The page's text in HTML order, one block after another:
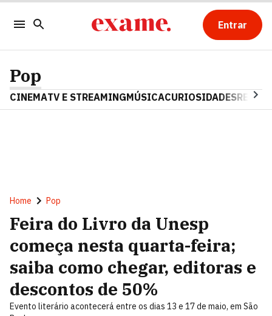
Entrar
Pop
CINEMATV E STREAMINGMÚSICACURIOSIDADES
Home Pop
Feira do Livro da Unesp
começa nesta quarta-feira;
saiba como chegar, editoras e
descontos de 50%
Evento literário acontecerá entre os dias 13 e 17 de maio, em São